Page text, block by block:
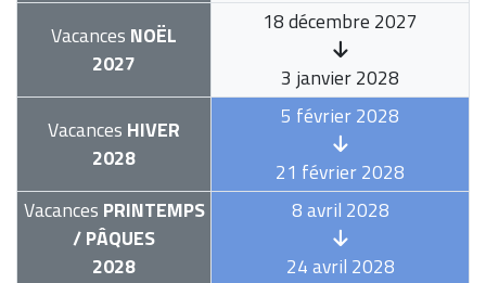
Vacances NOËL
2027
18 décembre 2027
3 janvier 2028
Vacances HIVER
2028
5 février 2028
21 février 2028
Vacances PRINTEMPS
/ PÂQUES
2028
8 avril 2028
24 avril 2028